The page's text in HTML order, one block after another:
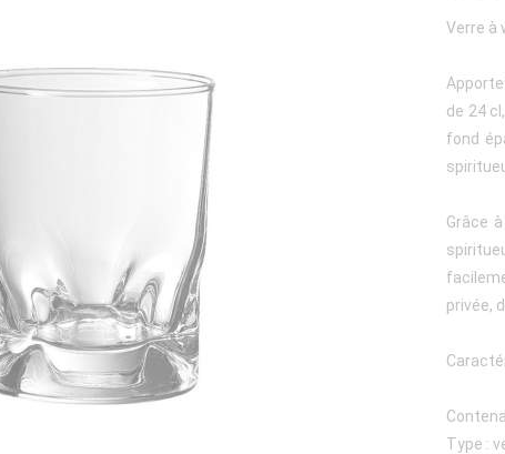
Verre à
de 24
fond
Grâce
privée,
Type :